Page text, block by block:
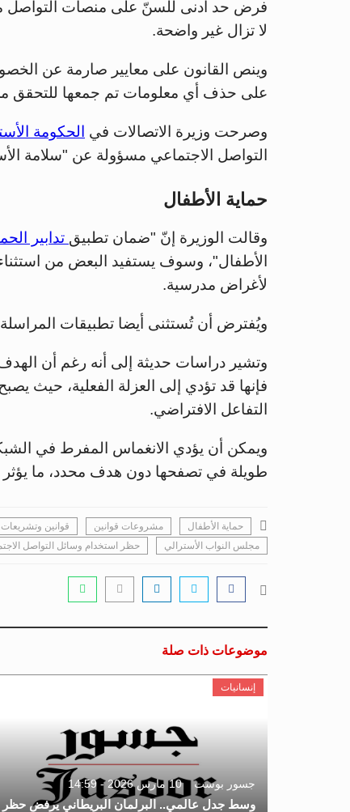
فرض حد أدنى للسنّ على منصات التواصل من
لا تزال غير واضحة.
وينص القانون على معايير صارمة عن
على حذف أي معلومات تم جمعها للتحقق
وصرحت وزيرة الاتصالات في الحكومة
التواصل الاجتماعي مسؤولة عن "سلامة
حماية الأطفال
وقالت الوزيرة إنّ "ضمان تطبيق تدابير
الأطفال"، وسوف يستفيد البعض من
لأغراض مدرسية.
ويُفترض أن تُستثنى أيضا تطبيقات المراسلة
وتشير دراسات حديثة إلى أنه رغم أن
فإنها قد تؤدي إلى العزلة الفعلية، حيث
التفاعل الافتراضي.
ويمكن أن يؤدي الانغماس المفرط في
طويلة في تصفحها دون هدف محدد، ما يؤثر
حماية الأطفال مشروعات قوانين قوانين وتشريعات
مجلس النواب الأسترالي
حظر استخدام وسائل التواصل
موضوعات ذات صلة
إنسانيات
جسور بوست 10 مارس 2026 - 14:59
وسط جدل عالمي.. البرلمان البريطاني يرفض حظر